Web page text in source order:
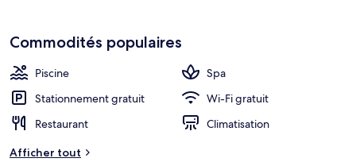
Commodités populaires
Piscine
Spa
Stationnement gratuit
Wi-Fi gratuit
Restaurant
Climatisation
Afficher tout